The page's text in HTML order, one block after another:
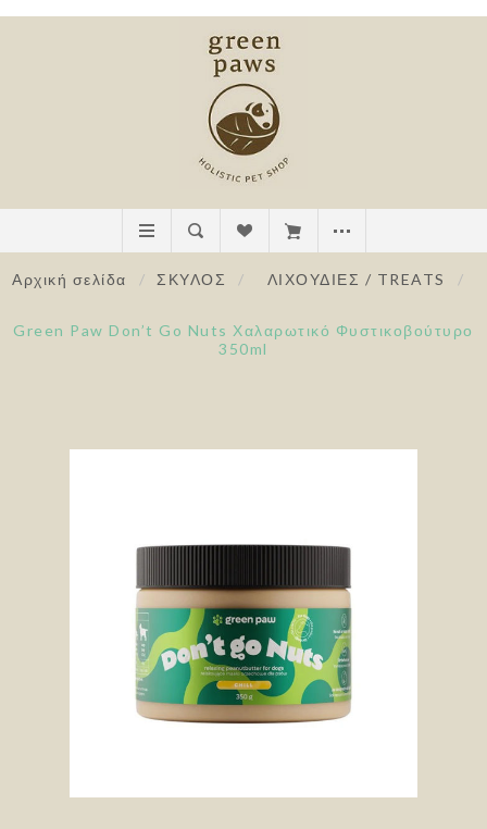
Αρχική σελίδα / ΣΚΥΛΟΣ / ΛΙΧΟΥΔΙΕΣ / TREATS /
Green Paw Don’t Go Nuts Χαλαρωτικό Φυστικοβούτυρο
350ml